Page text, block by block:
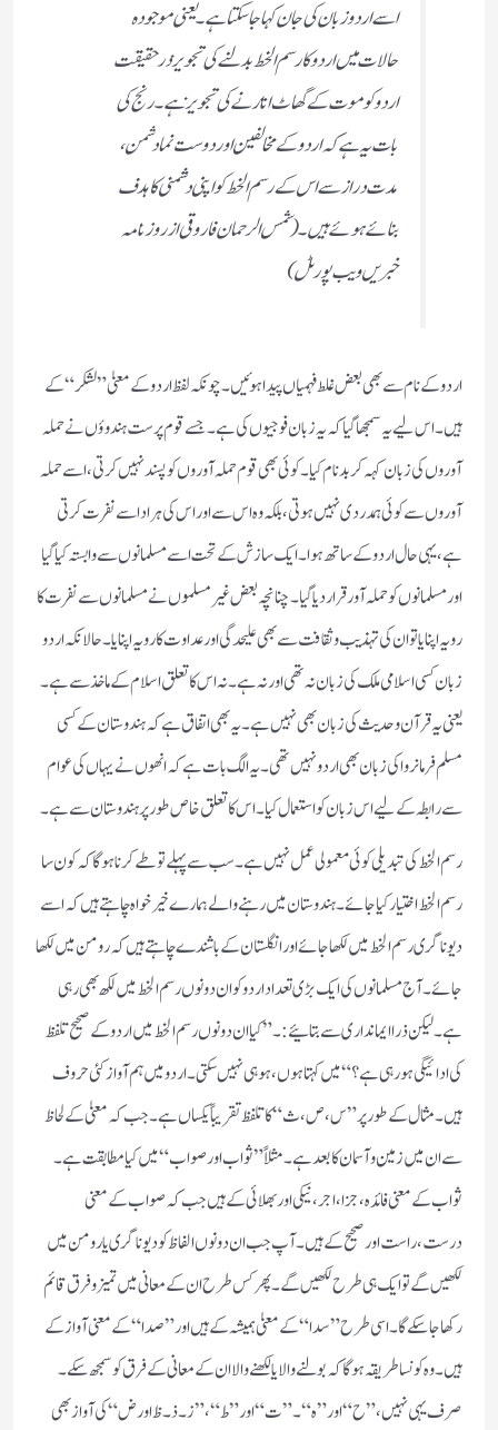
اسے اردو زبان کی جان کہا جا سکتا ہے۔ یعنی موجودہ
حالات میں اردو کا رسم الخط بدلنے کی تجویز درحقیقت
اردو کو موت کے گھاٹ اتارنے کی تجویز ہے۔ رنج کی
بات یہ ہے کہ اردو کے مخالفین اور دوست نما دشمن،
مدت دراز سے اس کے رسم الخط کو اپنی دشمنی کا ہدف
بنائے ہوئے ہیں۔(شمس الرحمان فاروقی از روزنامہ
خبریں ویب پورٹل)
اردو کے نام سے بھی بعض غلط فہمیاں پیدا ہوئیں۔چونکہ لفظ اردو کے معنیٰ ”لشکر“ کے
ہیں۔اس لیے یہ سمجھا گیا کہ یہ زبان فوجیوں کی ہے۔جسے قوم پرست ہندوؤں نے حملہ
آوروں کی زبان کہہ کر بدنام کیا۔کوئی بھی قوم حملہ آوروں کو پسند نہیں کرتی،اسے حملہ
آوروں سے کوئی ہمدردی نہیں ہوتی،بلکہ وہ اس سے اور اس کی ہر ادا سے نفرت کرتی
ہے،یہی حال اردو کے ساتھ ہوا۔ایک سازش کے تحت اسے مسلمانوں سے وابستہ کیا گیا
اور مسلمانوں کو حملہ آور قرار دیا گیا۔چنانچہ بعض غیر مسلموں نے مسلمانوں سے نفرت کا
رویہ اپنایا تو ان کی تہذیب و ثقافت سے بھی علیحدگی اور عداوت کا رویہ اپنایا۔حالانکہ اردو
زبان کسی اسلامی ملک کی زبان نہ تھی اور نہ ہے۔نہ اس کا تعلق اسلام کے ماخذ سے ہے۔
یعنی یہ قرآن و حدیث کی زبان بھی نہیں ہے۔یہ بھی اتفاق ہے کہ ہندوستان کے کسی
مسلم فرمانروا کی زبان بھی اردو نہیں تھی۔یہ الگ بات ہے کہ انھوں نے یہاں کی عوام
سے رابطہ کے لیے اس زبان کو استعمال کیا۔اس کا تعلق خاص طور پر ہندوستان سے ہے۔
رسم الخط کی تبدیلی کوئی معمولی عمل نہیں ہے۔سب سے پہلے تو طے کرنا ہوگا کہ کون سا
رسم الخط اختیار کیا جائے۔ہندوستان میں رہنے والے ہمارے خیر خواہ چاہتے ہیں کہ اسے
دیوناگری رسم الخط میں لکھا جائے اور انگلستان کے باشندے چاہتے ہیں کہ رومن میں لکھا
جائے۔آج مسلمانوں کی ایک بڑی تعداد اردو کو ان دونوں رسم الخط میں لکھ بھی رہی
ہے۔لیکن ذرا ایمانداری سے بتائیے:۔”کیا ان دونوں رسم الخط میں اردو کے صحیح تلفظ
کی ادائیگی ہورہی ہے؟“میں کہتا ہوں،ہوہی نہیں سکتی۔اردو میں ہم آواز کئی حروف
ہیں۔مثال کے طور پر”س،ص،ث“کا تلفظ تقریباً یکساں ہے۔جب کہ معنیٰ کے لحاظ
سے ان میں زمین و آسمان کا بعد ہے۔مثلاً ”ثواب اور صواب“ میں کیا مطابقت ہے۔
ثواب کے معنی فائدہ،جزا،اجر،نیکی اور بھلائی کے ہیں جب کہ صواب کے معنی
درست،راست اور صحیح کے ہیں۔آپ جب ان دونوں الفاظ کو دیوناگری یا رومن میں
لکھیں گے تو ایک ہی طرح لکھیں گے۔پھر کس طرح ان کے معانی میں تمیز و فرق قائم
رکھا جاسکے گا۔اسی طرح”سدا“کے معنیٰ ہمیشہ کے ہیں اور”صدا“کے معنی آواز کے
ہیں۔وہ کونسا طریقہ ہوگا کہ بولنے والا یا لکھنے والا ان کے معانی کے فرق کو سمجھ سکے۔
صرف یہی نہیں،”ح“ اور ”ہ“۔”ت“ اور ”ط“،”ز۔ذ۔ظ اور ض“ کی آواز بھی